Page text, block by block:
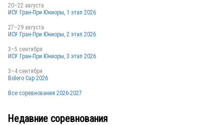
20–22 августа
ИСУ Гран-При Юниоры, 1 этап 2026
27–29 августа
ИСУ Гран-При Юниоры, 2 этап 2026
3–5 сентября
ИСУ Гран-При Юниоры, 3 этап 2026
3–4 сентября
Bolero Cup 2026
Все соревнования 2026-2027
Недавние соревнования